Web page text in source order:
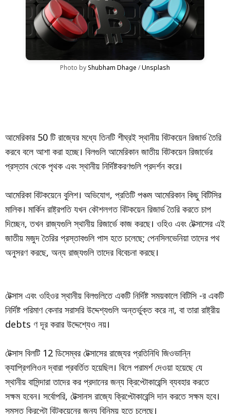
Photo by Shubham Dhage / Unsplash
আমেরিকার 50 টি রাজ্যের মধ্যে তিনটি শীঘ্রই স্থানীয় বিটকয়েন রিজার্ভ তৈরি
করবে বলে আশা করা হচ্ছে। বিলগুলি আমেরিকান জাতীয় বিটকয়েন রিজার্ভের
প্রস্তাব থেকে পৃথক এবং স্থানীয় নির্দিষ্টকরণগুলি প্রদর্শন করে।
আমেরিকা বিটকয়েনে বুলিশ। অভিযোগ, প্রতিটি পঞ্চম আমেরিকান কিছু বিটিসির
মালিক। মার্কিন রাষ্ট্রপতি যখন কৌশলগত বিটকয়েন রিজার্ভ তৈরি করতে চাপ
দিচ্ছেন, তখন রাজ্যগুলি স্থানীয় রিজার্ভে কাজ করছে। ওহিও এবং টেক্সাসের এই
জাতীয় মজুদ তৈরির প্রস্তাবগুলি পাস হতে চলেছে; পেনসিলভেনিয়া তাদের পথ
অনুসরণ করছে, অন্য রাজ্যগুলি তাদের বিবেচনা করছে।
টেক্সাস এবং ওহিওর স্থানীয় বিলগুলিতে একটি নির্দিষ্ট সময়কালে বিটিসি -র একটি
নির্দিষ্ট পরিমাণ কেনার সরাসরি উদ্দেশ্যগুলি অন্তর্ভুক্ত করে না, বা তারা রাষ্ট্রীয়
debts ণ দূর করার উদ্দেশ্যেও নয়।
টেক্সাস বিলটি 12 ডিসেম্বর টেক্সাসের রাজ্যের প্রতিনিধি জিওভান্নি
ক্যাপ্রিগলিওন দ্বারা প্রবর্তিত হয়েছিল। বিলে পরামর্শ দেওয়া হয়েছে যে
স্থানীয় বাসিন্দারা তাদের কর প্রদানের জন্য ক্রিপ্টোকারেন্সি ব্যবহার করতে
সক্ষম হবেন। সর্বোপরি, টেক্সানস রাজ্যে ক্রিপ্টোকারেন্সি দান করতে সক্ষম হবে।
সমস্ত ক্রিপ্টো বিটকয়েনের জন্য বিনিময় হতে চলেছে।